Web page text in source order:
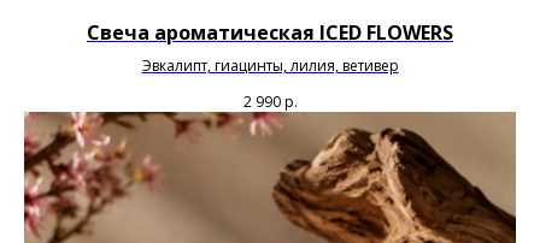
Свеча ароматическая ICED FLOWERS
Эвкалипт, гиацинты, лилия, ветивер
2 990 р.